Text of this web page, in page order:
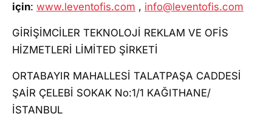
için: www.leventofis.com , info@leventofis.com
GİRİŞİMCİLER TEKNOLOJİ REKLAM VE OFİS
HİZMETLERİ LİMİTED ŞİRKETİ
ORTABAYIR MAHALLESİ TALATPAŞA CADDESİ
ŞAİR ÇELEBİ SOKAK No:1/1 KAĞITHANE/
İSTANBUL